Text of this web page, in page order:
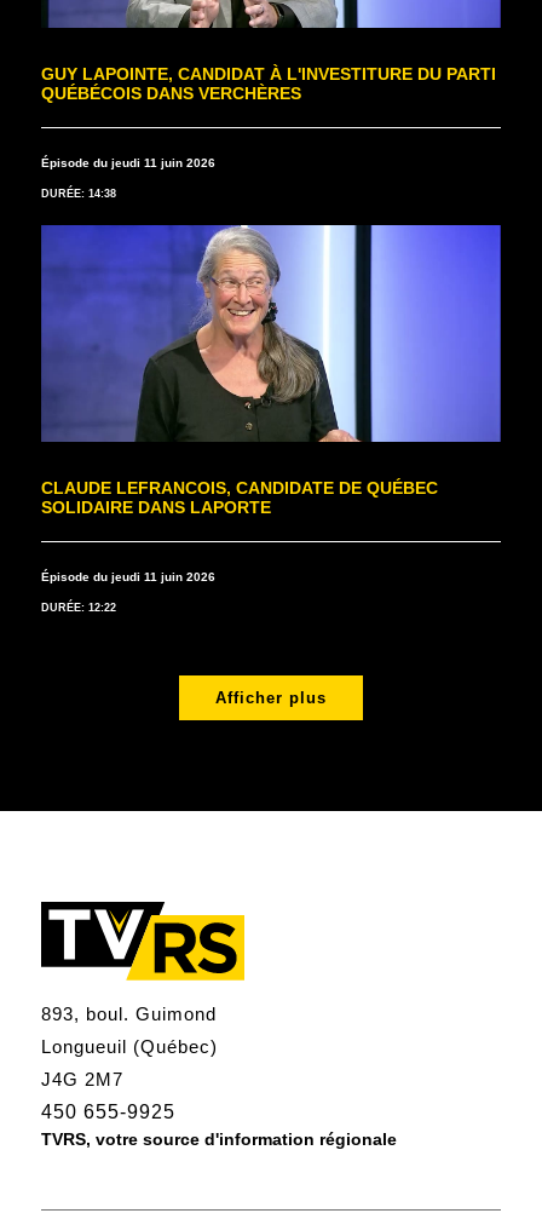
GUY LAPOINTE, CANDIDAT À L'INVESTITURE DU PARTI
QUÉBÉCOIS DANS VERCHÈRES
Épisode du jeudi 11 juin 2026
DURÉE: 14:38
CLAUDE LEFRANCOIS, CANDIDATE DE QUÉBEC
SOLIDAIRE DANS LAPORTE
Épisode du jeudi 11 juin 2026
DURÉE: 12:22
Afficher plus
893, boul. Guimond
Longueuil (Québec)
J4G 2M7
450 655-9925
TVRS, votre source d'information régionale